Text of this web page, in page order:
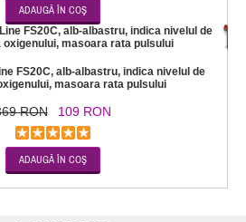
FS20C, alb-albastru, indica nivelul de
masoara rata pulsului
RON 109 RON